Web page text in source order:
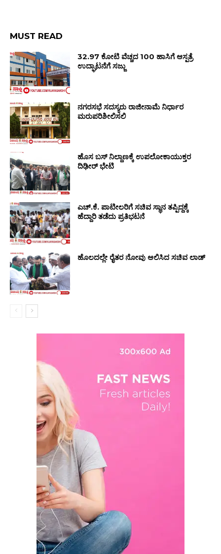
MUST READ
₹32.97 ಕೋಟಿ ವೆಚ್ಚದ 100 ಹಾಸಿಗೆ ಆಸ್ಪತ್ರೆ
ಉದ್ಘಾಟನೆಗೆ ಸಜ್ಜು
ನಗರಸಭೆ ಸದಸ್ಯರು ರಾಜೀನಾಮೆ ನಿರ್ಧಾರ
ಮರುಪರಿಶೀಲಿಸಲಿ
ಹೊಸ ಬಸ್ ನಿಲ್ದಾಣಕ್ಕೆ ಉಪಲೋಕಾಯುಕ್ತರ
ದಿಢೀರ್ ಭೇಟಿ
ಎಚ್.ಕೆ. ಪಾಟೀಲರಿಗೆ ಸಚಿವ ಸ್ಥಾನ ತಪ್ಪಿದ್ದಕ್ಕೆ
ಹೆದ್ದಾರಿ ತಡೆದು ಪ್ರತಿಭಟನೆ
ಹೊಲದಲ್ಲೇ ರೈತರ ನೋವು ಆಲಿಸಿದ ಸಚಿವ ಲಾಡ್